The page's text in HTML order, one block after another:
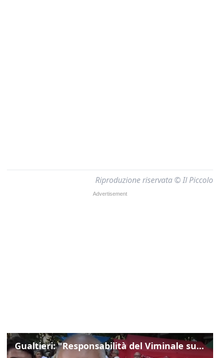
Riproduzione riservata © Il Piccolo
Gualtieri: "Responsabilità del Viminale su Spin Time? La posizione dei partiti è nota"